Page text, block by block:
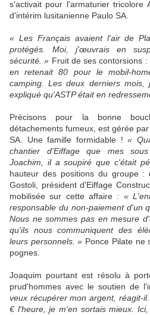
s'activait pour l'armaturier tricolore
d'intérim lusitanienne Paulo SA.
« Les Français avaient l'air de
protégés. Moi, j'œuvrais en
sécurité. » Fruit de ses contorsions :
en retenait 80 pour le mobil-
camping. Les deux derniers
expliqué qu'ASTP était en
Précisons pour la bonne
détachements fumeux, est gérée
SA. Une famille formidable ! «
chantier d'Eiffage que mes
Joachim, il a soupiré que c'était
hauteur des positions du groupe :
Gostoli, président d'Eiffage
mobilisée sur cette affaire : «
responsable du non-paiement d'un
Nous ne sommes pas en mesure
qu'ils nous communiquent des
leurs personnels. » Ponce Pilate ne
pognes.
Joaquim pourtant est résolu à
prud'hommes avec le soutien de
veux récupérer mon argent, réagit-
€ l'heure, je m'en sortais mieux.